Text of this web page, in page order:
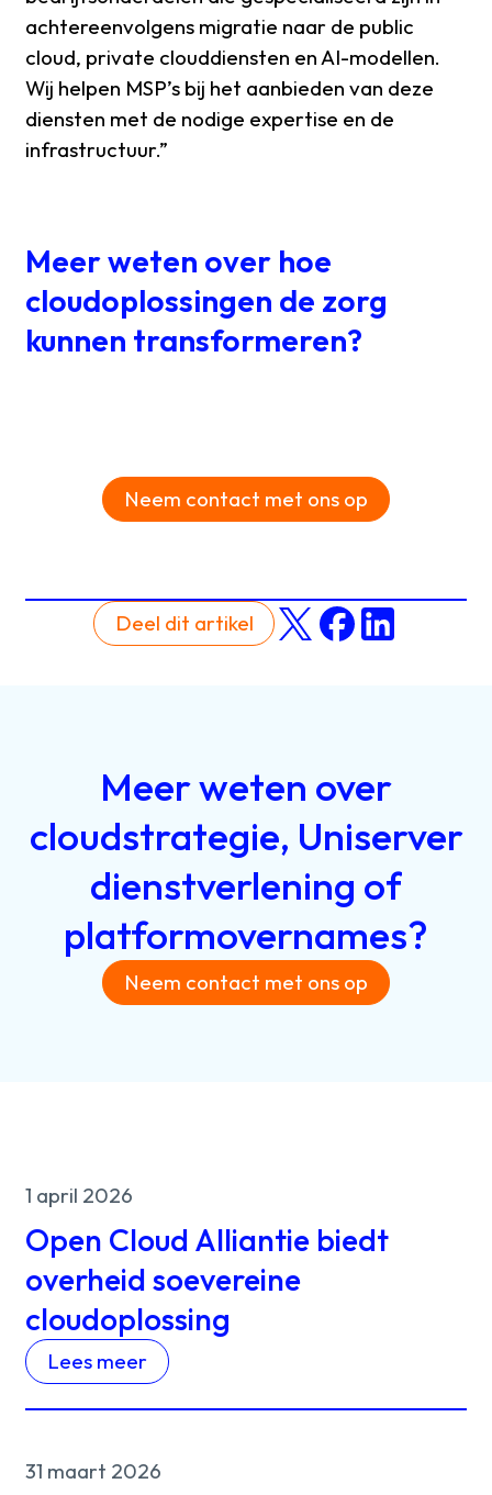
achtereenvolgens migratie naar de public
cloud, private clouddiensten en AI-modellen.
Wij helpen MSP’s bij het aanbieden van deze
diensten met de nodige expertise en de
infrastructuur.”
Meer weten over hoe
cloudoplossingen de zorg
kunnen transformeren?
Neem contact met ons op
Deel dit artikel
Meerweten over
cloudstrategie, Uniserver
dienstverlening of
platformovernames?
Neem contact met ons op
1 april 2026
Open Cloud Alliantie biedt
overheid soevereine
cloudoplossing
Lees meer
31 maart 2026